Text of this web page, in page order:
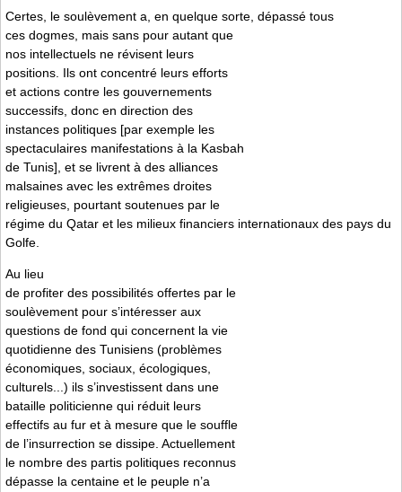
Certes, le soulèvement a, en quelque sorte, dépassé tous
ces dogmes, mais sans pour autant que
nos intellectuels ne révisent leurs
positions. Ils ont concentré leurs efforts
et actions contre les gouvernements
successifs, donc en direction des
instances politiques [par exemple les
spectaculaires manifestations à la Kasbah
de Tunis], et se livrent à des alliances
malsaines avec les extrêmes droites
religieuses, pourtant soutenues par le
régime du Qatar et les milieux financiers internationaux des pays du
Golfe.
Au lieu
de profiter des possibilités offertes par le
soulèvement pour s’intéresser aux
questions de fond qui concernent la vie
quotidienne des Tunisiens (problèmes
économiques, sociaux, écologiques,
culturels...) ils s’investissent dans une
bataille politicienne qui réduit leurs
effectifs au fur et à mesure que le souffle
de l’insurrection se dissipe. Actuellement
le nombre des partis politiques reconnus
dépasse la centaine et le peuple n’a